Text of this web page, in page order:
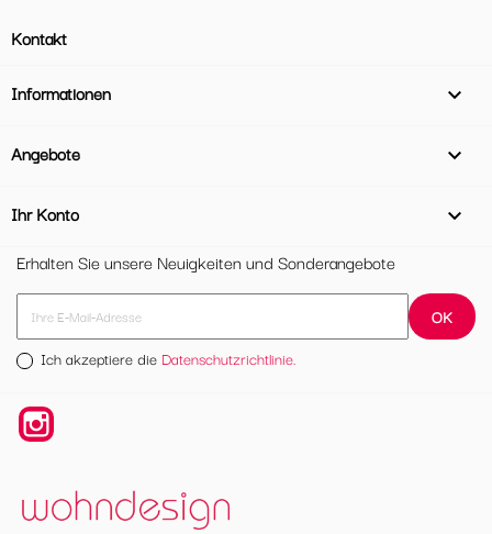
Kontakt
Informationen 
Angebote 
Ihr Konto

Erhalten Sie unsere Neuigkeiten und Sonderangebote
Ich akzeptiere die Datenschutzrichtlinie.